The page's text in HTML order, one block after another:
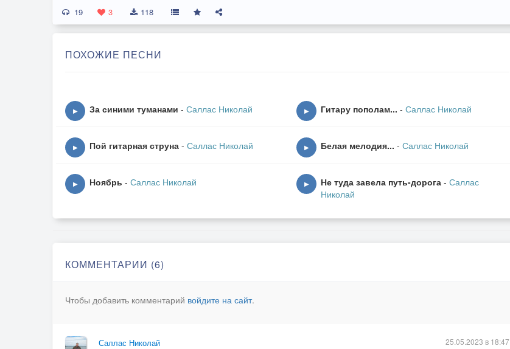
С высоких гор, из поднебесья,
Собрать весь нотный мир чудесный
ПРИПЕВ:
На языках всех и наречьях -
В искусстве оставляя след.
19 3 118
ПОХОЖИЕ ПЕСНИ
▶ За синими туманами - Саллас Николай ▶ Гитару пополам... - Саллас Николай
▶ Пой гитарная струна - Саллас Николай ▶ Белая мелодия... - Саллас Николай
▶ Ноябрь - Саллас Николай ▶ Не туда завела путь-дорога - Саллас
Николай
КОММЕНТАРИИ (6)
Чтобы добавить комментарий войдите на сайт.
Саллас Николай
25.05.2023 в 18:47